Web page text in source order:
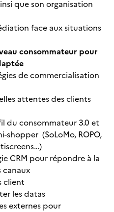
que son organisation
face aux situations
consommateur pour
de commercialisation
attentes des clients
du consommateur 3.0 et
shopper (SoLoMo, ROPO,
CRM pour répondre à la
client
les datas
externes pour